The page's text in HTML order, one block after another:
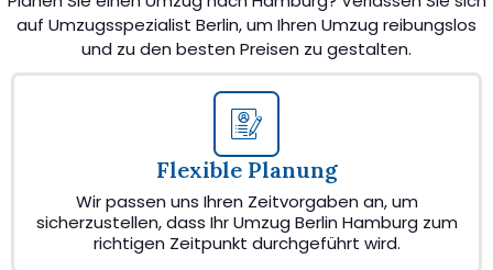
auf Umzugsspezialist Berlin, um Ihren Umzug reibungslos
und zu den besten Preisen zu gestalten.
Flexible Planung
Wir passen uns Ihren Zeitvorgaben an, um
sicherzustellen, dass Ihr Umzug Berlin Hamburg zum
richtigen Zeitpunkt durchgeführt wird.